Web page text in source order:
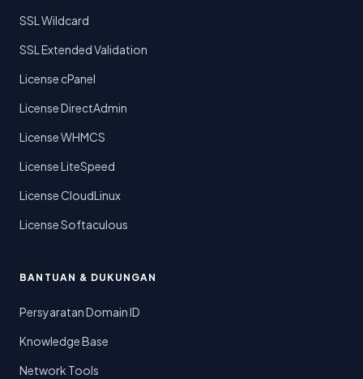
SSL Wildcard
SSL Extended Validation
License cPanel
License DirectAdmin
License WHMCS
License LiteSpeed
License CloudLinux
License Softaculous
BANTUAN & DUKUNGAN
Persyaratan Domain ID
Knowledge Base
Network Tools